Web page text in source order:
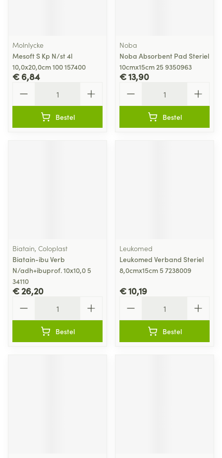
Molnlycke
Mesoft S Kp N/st 4l
10,0x20,0cm 100 157400
€ 6,84
Bestel
Noba
Noba Absorbent Pad Steriel
10cmx15cm 25 9350963
€ 13,90
Bestel
Biatain, Coloplast
Biatain-ibu Verb
N/adh+ibuprof. 10x10,0 5
34110
€ 26,20
Bestel
Leukomed
Leukomed Verband Steriel
8,0cmx15cm 5 7238009
€ 10,19
Bestel